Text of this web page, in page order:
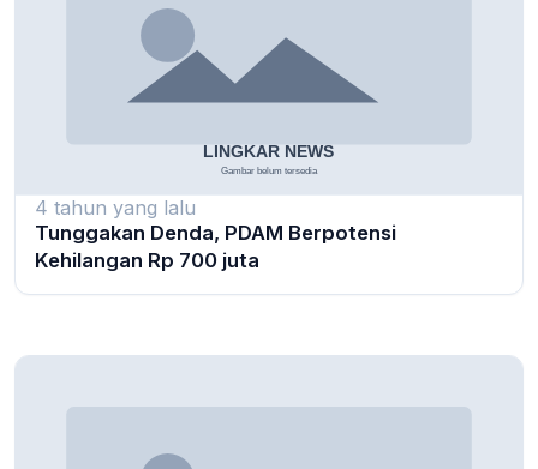
4 tahun yang lalu
Tunggakan Denda, PDAM Berpotensi
Kehilangan Rp 700 juta